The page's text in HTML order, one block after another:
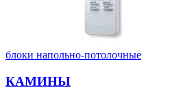
блоки напольно-потолочные
КАМИНЫ